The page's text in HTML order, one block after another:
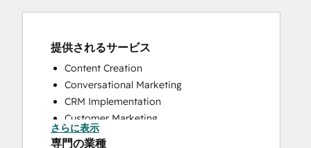
提供されるサービス
Content Creation
Conversational Marketing
CRM Implementation
Customer Marketing
Customer Survey and Analysis
さらに表示
専門の業種